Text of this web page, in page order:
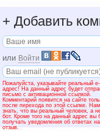
+ Добавить
или Войти
Пожалуйста, указывайте реальный
адрес! На данный адрес будет
письмо с активационной ссылкой.
Комментарий появится на сайте
после перехода по этой ссылке.
знать, что вы реальный человек, а
бот. Кроме того на данный адрес вы
получать уведомления об ответах
отзыв.